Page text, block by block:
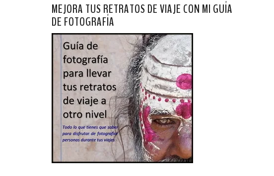
MEJORA TUS RETRATOS DE VIAJE CON MI GUÍA
DE FOTOGRAFÍA